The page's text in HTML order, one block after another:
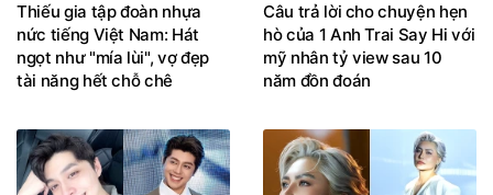
Thiếu gia tập đoàn nhựa
nức tiếng Việt Nam: Hát
ngọt như "mía lùi", vợ đẹp
tài năng hết chỗ chê
Câu trả lời cho chuyện hẹn
hò của 1 Anh Trai Say Hi với
mỹ nhân tỷ view sau 10
năm đồn đoán